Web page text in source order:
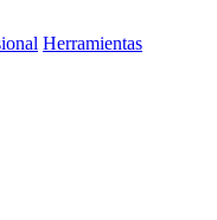
Herramientas